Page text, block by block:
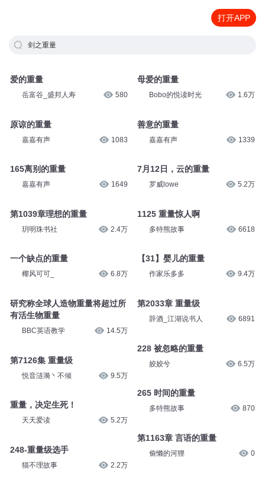
打开APP
剑之重量
爱的重量
岳富谷_盛邦人寿 580
原谅的重量
嘉嘉有声 1083
165离别的重量
嘉嘉有声 1649
第1039章理想的重量
玥明珠书社 2.4万
一个缺点的重量
椰风可可_ 6.8万
研究称全球人造物重量将超过所
有活生物重量
BBC英语教学 14.5万
第7126集 重量级
悦音涟漪丶不倾 9.5万
重量，决定生死！
天天爱读 5.2万
248-重量级选手
猫不理故事 2.2万
母爱的重量
Bobo的悦读时光 1.6万
善意的重量
嘉嘉有声 1339
7月12日，云的重量
罗威lowe 5.2万
1125 重量惊人啊
多特熊故事 6618
【31】婴儿的重量
作家乐多多 9.4万
第2033章 重量级
辞酒_江湖说书人 6891
228 被忽略的重量
姣姣兮 6.5万
265 时间的重量
多特熊故事 870
第1163章 言语的重量
偷懒的河狸 0